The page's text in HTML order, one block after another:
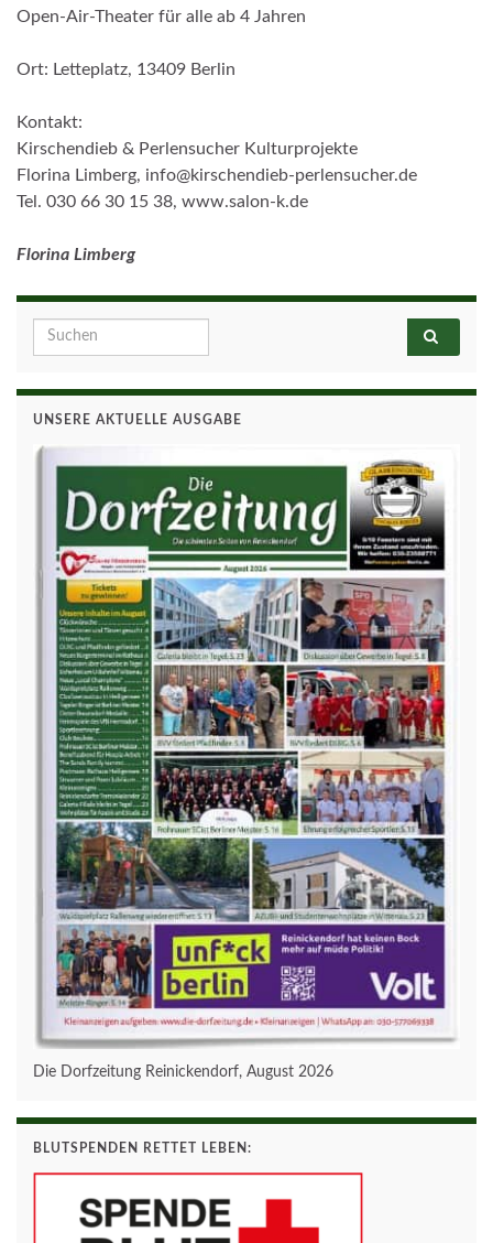
Open-Air-Theater für alle ab 4 Jahren
Ort: Letteplatz, 13409 Berlin
Kontakt:
Kirschendieb & Perlensucher Kulturprojekte
Florina Limberg, info@kirschendieb-perlensucher.de
Tel. 030 66 30 15 38, www.salon-k.de
Florina Limberg
Search for:
UNSERE AKTUELLE AUSGABE
Die Dorfzeitung Reinickendorf, August 2026
BLUTSPENDEN RETTET LEBEN: